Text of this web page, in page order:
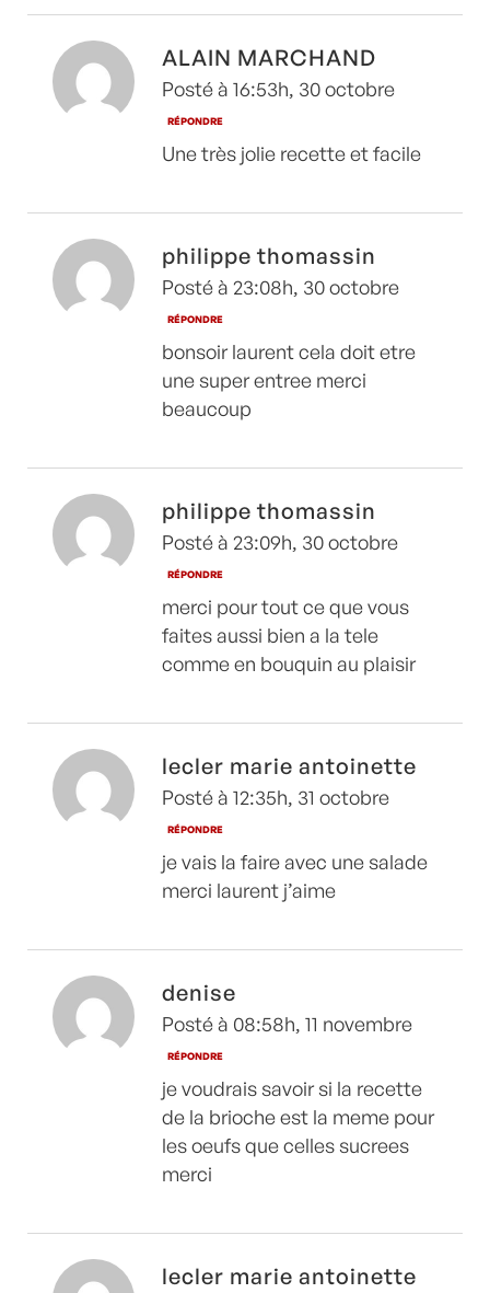
ALAIN MARCHAND
Posté à 16:53h, 30 octobre
RÉPONDRE
Une très jolie recette et facile
philippe thomassin
Posté à 23:08h, 30 octobre
RÉPONDRE
bonsoir laurent cela doit etre
une super entree merci
beaucoup
philippe thomassin
Posté à 23:09h, 30 octobre
RÉPONDRE
merci pour tout ce que vous
faites aussi bien a la tele
comme en bouquin au plaisir
lecler marie antoinette
Posté à 12:35h, 31 octobre
RÉPONDRE
je vais la faire avec une salade
merci laurent j’aime
denise
Posté à 08:58h, 11 novembre
RÉPONDRE
je voudrais savoir si la recette
de la brioche est la meme pour
les oeufs que celles sucrees
merci
lecler marie antoinette